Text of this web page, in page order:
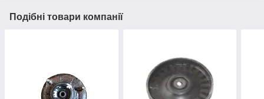
Подібні товари компанії